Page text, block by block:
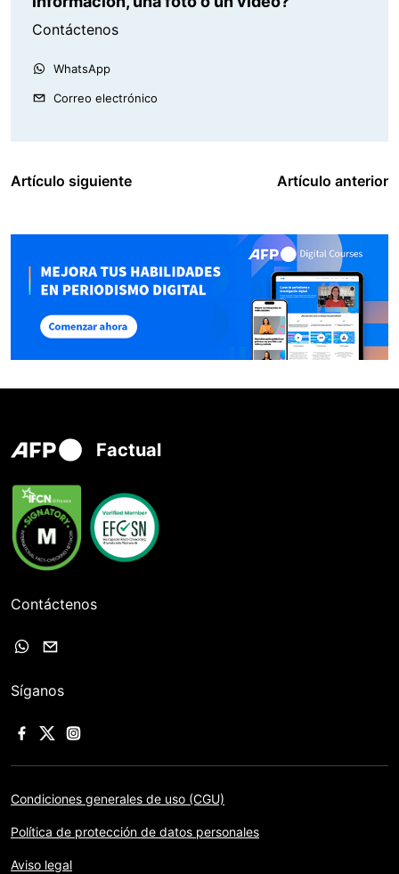
Contáctenos
WhatsApp
Correo electrónico
Artículo siguiente Artículo anterior
Factual
Contáctenos
Síganos
Condiciones generales de uso (CGU)
Política de protección de datos personales
Aviso legal